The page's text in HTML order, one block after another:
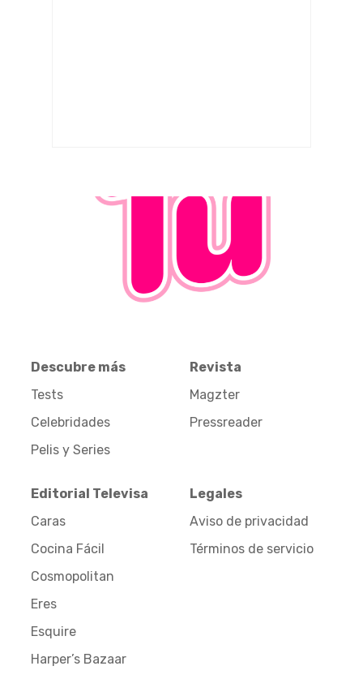
Descubre más
Tests
Celebridades
Pelis y Series
Revista
Magzter
Pressreader
Editorial Televisa
Caras
Cocina Fácil
Cosmopolitan
Eres
Esquire
Harper’s Bazaar
Legales
Aviso de privacidad
Términos de servicio